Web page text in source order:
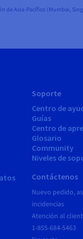
de Asia-Pacífico (Mumbai,
Soporte
Centro de
Guías
Centro de
Glosario
Community
Niveles de
Contáctenos
Nuevo pedido,
incidencias
Atención al
1-855-684-5463